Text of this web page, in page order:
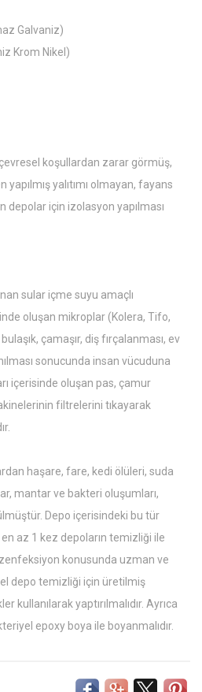
Galvaniz)
Krom Nikel)
koşullardan zarar görmüş,
yalıtımı olmayan, fayans
depolar için izolasyon yapılması
sular içme suyu amaçlı
oluşan mikroplar (Kolera, Tifo,
çamaşır, diş fırçalanması, ev
sonucunda insan vücuduna
içerisinde oluşan pas, çamur
filtrelerini tıkayarak
haşare, fare, kedi ölüleri, suda
mantar ve bakteri oluşumları,
Depo içerisindeki bu tür
az 1 kez depoların temizliği ile
konusunda uzman ve
depo temizliği için üretilmiş
kullanılarak yaptırılmalıdır. Ayrıca
epoxy boya ile boyanmalıdır.